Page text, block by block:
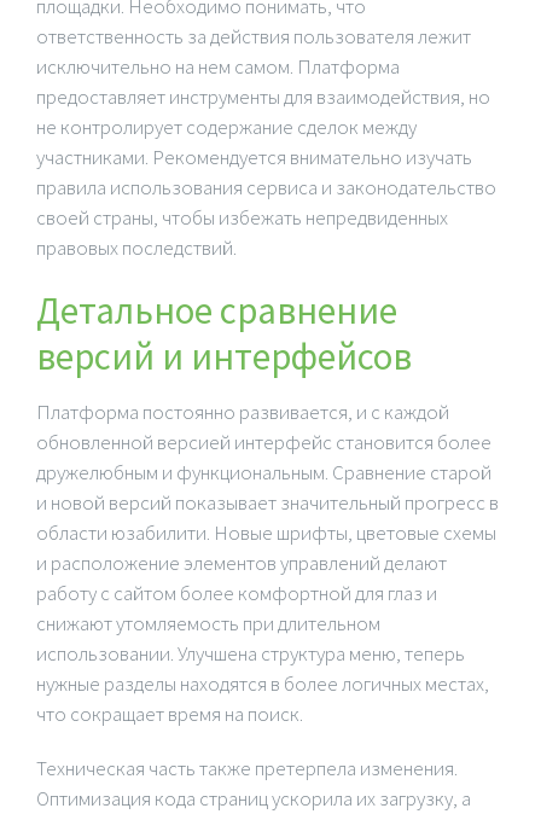
площадки. Необходимо понимать, что
ответственность за действия пользователя лежит
исключительно на нем самом. Платформа
предоставляет инструменты для взаимодействия, но
не контролирует содержание сделок между
участниками. Рекомендуется внимательно изучать
правила использования сервиса и законодательство
своей страны, чтобы избежать непредвиденных
правовых последствий.
Детальное сравнение
версий и интерфейсов
Платформа постоянно развивается, и с каждой
обновленной версией интерфейс становится более
дружелюбным и функциональным. Сравнение старой
и новой версий показывает значительный прогресс в
области юзабилити. Новые шрифты, цветовые схемы
и расположение элементов управлений делают
работу с сайтом более комфортной для глаз и
снижают утомляемость при длительном
использовании. Улучшена структура меню, теперь
нужные разделы находятся в более логичных местах,
что сокращает время на поиск.
Техническая часть также претерпела изменения.
Оптимизация кода страниц ускорила их загрузку, а